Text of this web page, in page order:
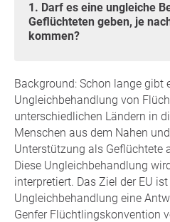
1. Darf es eine ungleiche Behandlung von
Geflüchteten geben, je
kommen?
Background: Schon lange gibt
Ungleichbehandlung von
unterschiedlichen Ländern in
Menschen aus dem Nahen
Unterstützung als Geflüchtete
Diese Ungleichbehandlung
interpretiert. Das Ziel der EU
Ungleichbehandlung eine
Genfer Flüchtlingskonvention